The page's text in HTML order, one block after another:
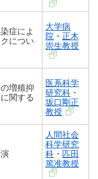
症によ
につい
大学病
院 ・ 正木
崇生教授
増殖抑
関する
医系科学
研究科 ・
坂口剛正
教授
人間社会
科学研究
科 ・ 匹田
篤准教授